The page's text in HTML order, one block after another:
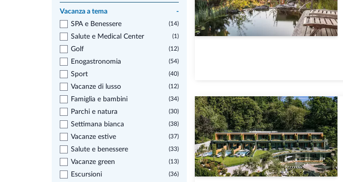
Vacanza a tema
-
SPA e Benessere
(14)
Salute e Medical Center (1)
Golf (12)
Enogastronomia (54)
Sport (40)
Vacanze di lusso (12)
Famiglia e bambini (34)
Parchi e natura (30)
Settimana bianca (38)
Vacanze estive (37)
Salute e benessere (33)
Vacanze green (13)
Escursioni (36)